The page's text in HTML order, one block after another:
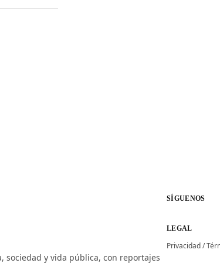
sociedad y vida pública, con reportajes
SÍGUENOS
LEGAL
Privacidad/